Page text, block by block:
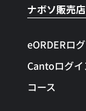
ナボソ販売店
eORDERロ
Cantoログイ
コース